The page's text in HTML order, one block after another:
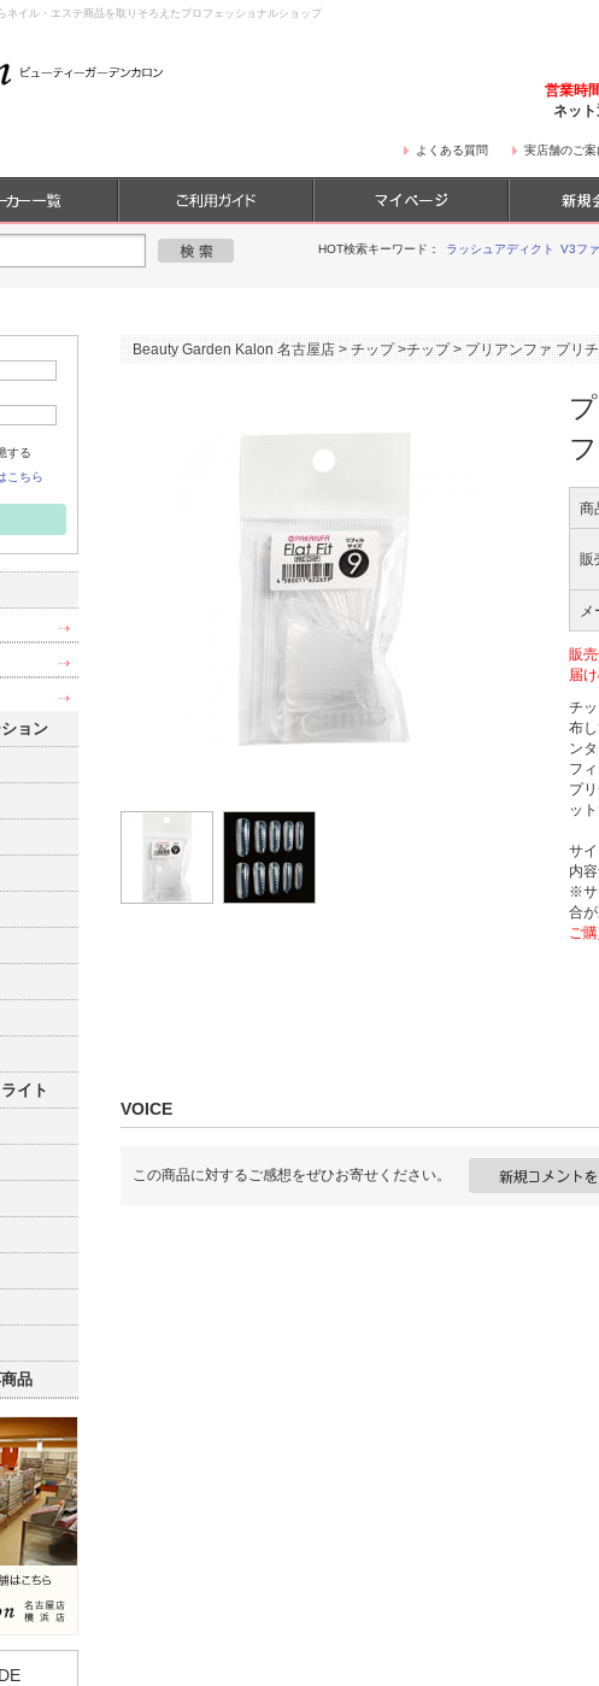
ネイル・エステ商品を取りそろえたプロフェッショナルショップ
営業時
ネッ
よくある質問 実店舗のご案
HOT検索キーワード： ラッシュアディクト V3フ
する
こちら
ョン
イト
品
Beauty Garden Kalon 名古屋店>チップ>チップ>プリアンファ プリ
商
販
メ
販
届
チ
布
ン
フ
プ
ッ
サ
内
※サ
合が
ご
VOICE
この商品に対するご感想をぜひお寄せください。